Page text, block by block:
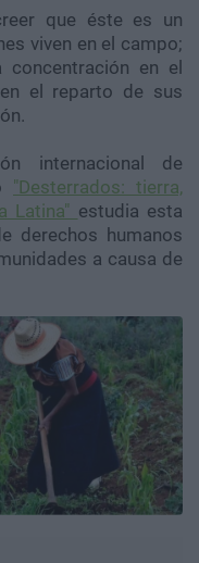
que éste es un
viven en el campo;
en el
el reparto de sus
internacional de
"Desterrados: tierra,
Latina" estudia esta
derechos humanos
a causa de